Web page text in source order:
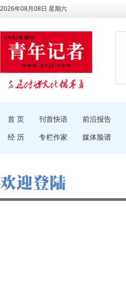
2026年08月08日 星期六
首 页 刊首快语 前沿报告
经 历 专栏作家 媒体脸谱